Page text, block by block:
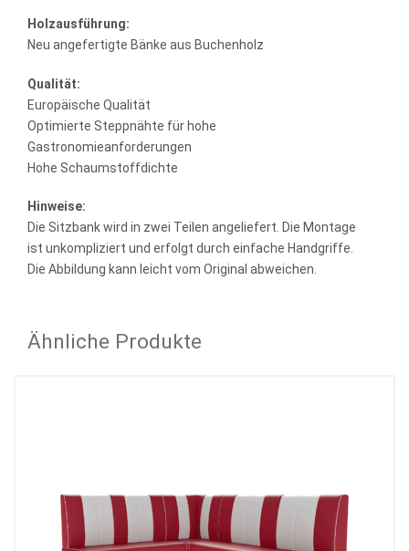
Holzausführung:
Neu angefertigte Bänke aus Buchenholz
Qualität:
Europäische Qualität
Optimierte Steppnähte für hohe
Gastronomieanforderungen
Hohe Schaumstoffdichte
Hinweise:
Die Sitzbank wird in zwei Teilen angeliefert. Die Montage
ist unkompliziert und erfolgt durch einfache Handgriffe.
Die Abbildung kann leicht vom Original abweichen.
Ähnliche Produkte